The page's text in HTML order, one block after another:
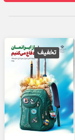
تخفیف